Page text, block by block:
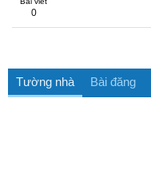
0
Tường nhà Bài đăng